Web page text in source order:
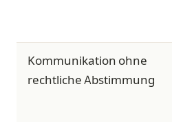
Kommunikation ohne
rechtliche Abstimmung